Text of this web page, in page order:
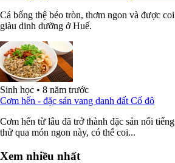
Cá bống thệ béo tròn, thơm ngon và được
giàu dinh dưỡng ở Huế.
Sinh học • 8 năm trước
Cơm hến - đặc sản vang danh đất Cố đô
Cơm hến từ lâu đã trở thành đặc sản nổi
thử qua món ngon này, có thể coi...
Xem nhiều nhất